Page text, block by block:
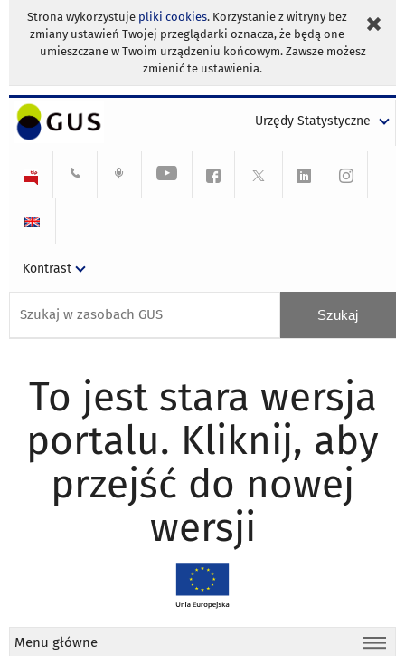
Strona wykorzystuje pliki cookies. Korzystanie z witryny bez
zmiany ustawień Twojej przeglądarki oznacza, że będą one
umieszczane w Twoim urządzeniu końcowym. Zawsze możesz
zmienić te ustawienia.
Urzędy Statystyczne
Kontrast
To jest stara wersja
portalu. Kliknij, aby
przejść do nowej
wersji
Menu główne